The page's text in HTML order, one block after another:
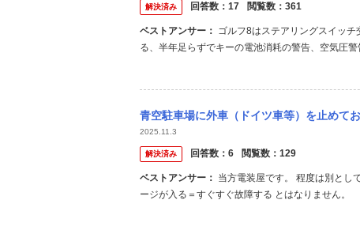
解決済み 回答数： 17 閲覧数： 361
ベストアンサー：
る、半年足らずでキーの電池消耗の警告、空気圧
青空駐車場に外車（ドイツ車等）を止めておくと、日
2025.11.3
解決済み 回答数： 6 閲覧数： 129
ベストアンサー：
ージが入る＝すぐすぐ故障する とはなりません。